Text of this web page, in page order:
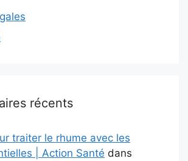
récents
traiter le rhume avec les
| Action Santé dans